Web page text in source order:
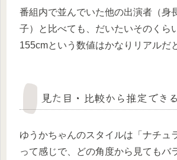
番組内で並んでいた他の出演者（身
子）と比べても、だいたいそのくら
155cmという数値はかなりリアルだ
見た目・比較から推定でき
ゆうかちゃんのスタイルは「ナチュ
って感じで、どの角度から見てもバ